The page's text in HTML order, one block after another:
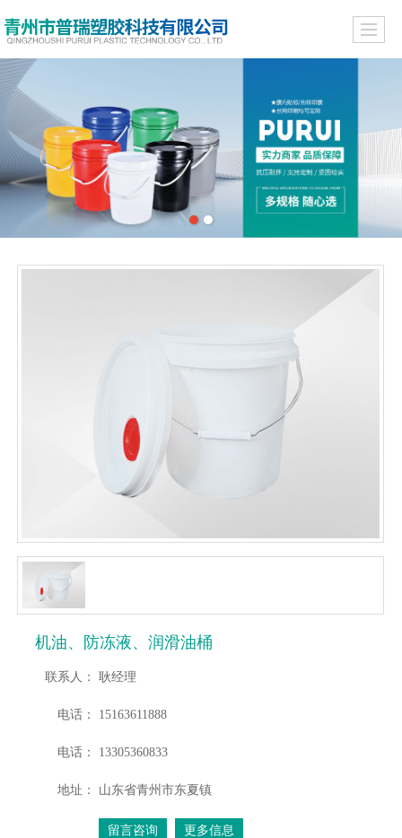
机油、防冻液、润滑油桶
联系人： 耿经理
电话： 15163611888
电话： 13305360833
地址： 山东省青州市东夏镇
留言咨询 更多信息